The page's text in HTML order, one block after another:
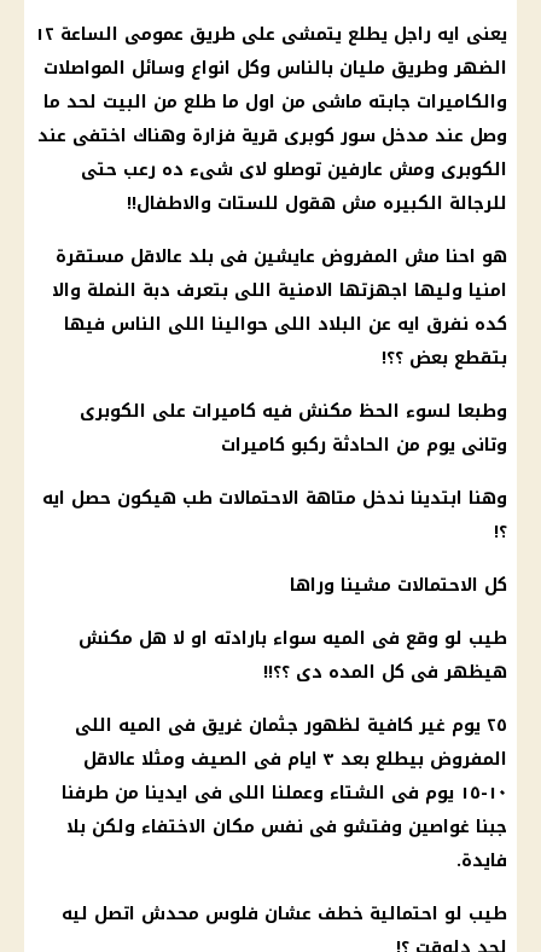
يعنى ايه راجل يطلع يتمشى على طريق عمومى الساعة ١٢
الضهر وطريق مليان بالناس وكل انواع وسائل المواصلات
والكاميرات جابته ماشى من اول ما طلع من البيت لحد ما
وصل عند مدخل سور كوبرى قرية فزارة وهناك اختفى عند
الكوبرى ومش عارفين توصلو لاى شىء ده رعب حتى
للرجالة الكبيره مش هقول للستات والاطفال!!
هو احنا مش المفروض عايشين فى بلد عالاقل مستقرة
امنيا وليها اجهزتها الامنية اللى بتعرف دبة النملة والا
كده نفرق ايه عن البلاد اللى حوالينا اللى الناس فيها
بتقطع بعض ؟؟!
وطبعا لسوء الحظ مكنش فيه كاميرات على الكوبرى
وتانى يوم من الحادثة ركبو كاميرات
وهنا ابتدينا ندخل متاهة الاحتمالات طب هيكون حصل ايه
؟!
كل الاحتمالات مشينا وراها
طيب لو وقع فى الميه سواء بارادته او لا هل مكنش
هيظهر فى كل المده دى ؟؟!!
٢٥ يوم غير كافية لظهور جثمان غريق فى الميه اللى
المفروض بيطلع بعد ٣ ايام فى الصيف ومثلا عالاقل
١٠-١٥ يوم فى الشتاء وعملنا اللى فى ايدينا من طرفنا
جبنا غواصين وفتشو فى نفس مكان الاختفاء ولكن بلا
فايدة.
طيب لو احتمالية خطف عشان فلوس محدش اتصل ليه